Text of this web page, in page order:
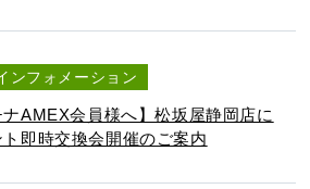
ンフォメーション
ナAMEX会員様へ】松坂屋静岡店に
即時交換会開催のご案内